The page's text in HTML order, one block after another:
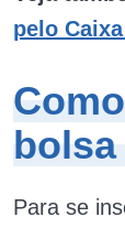
pelo
bolsa
Para se